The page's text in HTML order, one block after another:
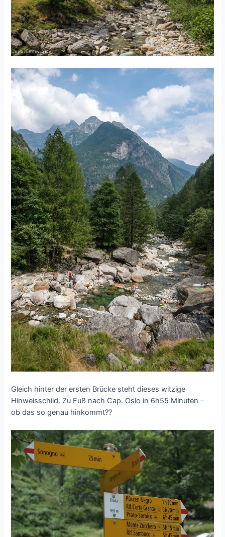
Gleich hinter der ersten Brücke steht dieses witzige
Hinweisschild. Zu Fuß nach Cap. Oslo in 6h55 Minuten –
ob das so genau hinkommt??